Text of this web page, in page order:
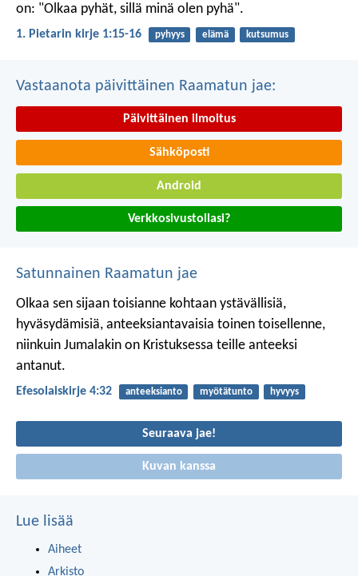
on: "Olkaa pyhät, sillä minä olen pyhä".
1. Pietarin kirje 1:15-16 pyhyys elämä kutsumus
Vastaanota päivittäinen Raamatun jae:
Päivittäinen ilmoitus
Sähköposti
Android
Verkkosivustollasi?
Satunnainen Raamatun jae
Olkaa sen sijaan toisianne kohtaan ystävällisiä,
hyväsydämisiä, anteeksiantavaisia toinen toisellenne,
niinkuin Jumalakin on Kristuksessa teille anteeksi
antanut.
Efesolaiskirje 4:32 anteeksianto myötätunto hyvyys
Seuraava jae!
Kuvan kanssa
Lue lisää
Aiheet
Arkisto